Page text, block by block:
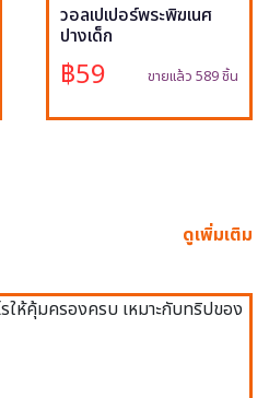
วอลเปเปอร์พระพิฆเนศ
ปางเด็ก
฿59 ขายแล้ว 589 ชิ้น
ดูเพิ่มเติม